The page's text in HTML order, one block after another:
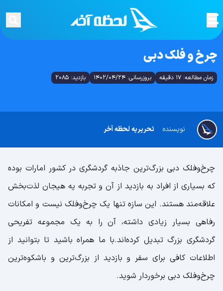
چرخ و فلک دبی
زمان مطالعه: 17 دقیقه بروزرسانی: 1402/04/24 بازدید: 2085
تحریریه لحظه آخر نویسنده
چرخ‌وفلک دبی بزرگ‌ترین جاذبه گردشگری در کشور امارات بوده
که بسیاری از افراد به بازدید از آن و تجربه یه هیجان لذت‌بخش
علاقه‌مند هستند. این سازه تنها یک چرخ‌وفلک نیست و امکانات
رفاهی بسیار زیادی داشته، آن را به یک مجموعه تفریحی
گردشگری بزرگ تبدیل کرده‌اند.با ما همراه باشید تا بتوانید از
اطلاعات کافی برای سفر و بازدید از بزرگ‌ترین و باشکوه‌ترین
چرخ‌وفلک دبی برخوردار شوید.